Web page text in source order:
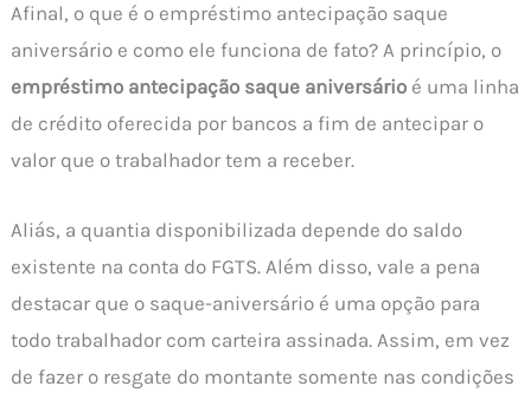
Afinal, o que é o empréstimo antecipação saque
aniversário e como ele funciona de fato? A princípio, o
empréstimo antecipação saque aniversário é uma linha
de crédito oferecida por bancos a fim de antecipar o
valor que o trabalhador tem a receber.
Aliás, a quantia disponibilizada depende do saldo
existente na conta do FGTS. Além disso, vale a pena
destacar que o saque-aniversário é uma opção para
todo trabalhador com carteira assinada. Assim, em vez
de fazer o resgate do montante somente nas condições